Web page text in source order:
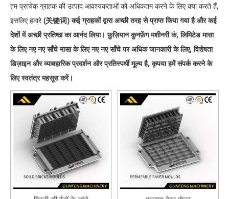
हम प्रत्येक ग्राहक की उत्पाद आवश्यकताओं को अधिकतम करने के लिए क्या करते हैं,
इसलिए हमारे(关键词)कई ग्राहकों द्वारा अच्छी तरह से प्राप्त किया गया है और कई
देशों में अच्छी प्रतिष्ठा का आनंद लिया।फ़ुज़ियान कुनफ़ेंग मशीनरी कं, लिमिटेड मासा
के लिए नए नए साँचे मासा के लिए नए नए साँचेपर अधिक जानकारी के लिए, विशेषता
डिज़ाइन और व्यावहारिक प्रदर्शन और प्रतिस्पर्धी मूल्य है, कृपया हमें संपर्क करने के
लिए स्वतंत्र महसूस करें।